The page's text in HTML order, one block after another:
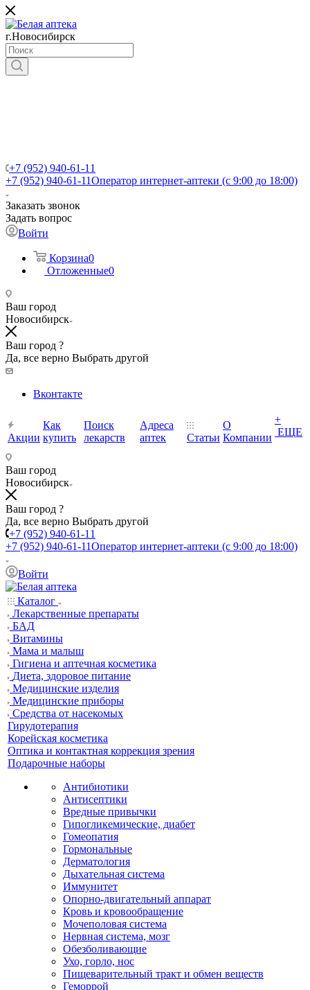
г.Новосибирск
+7 (952) 940-61-11
+7 (952) 940-61-11Оператор интернет-аптеки (с 9:00 до 18:00)
Заказать звонок
Задать вопрос
Войти
Корзина0
Отложенные0
Ваш город
Новосибирск
Ваш город ?
Да, все верно Выбрать другой
Вконтакте
Акции
Как
купить
Поиск
лекарств
Адреса
аптек
Статьи
О
Компании
+
ЕЩЕ
Ваш город
Новосибирск
Ваш город ?
Да, все верно Выбрать другой
+7 (952) 940-61-11
+7 (952) 940-61-11Оператор интернет-аптеки (с 9:00 до 18:00)
Войти
Каталог
Лекарственные препараты
БАД
Витамины
Мама и малыш
Гигиена и аптечная косметика
Диета, здоровое питание
Медицинские изделия
Медицинские приборы
Средства от насекомых
Гирудотерапия
Корейская косметика
Оптика и контактная коррекция зрения
Подарочные наборы
Антибиотики
Антисептики
Вредные привычки
Гипогликемические, диабет
Гомеопатия
Гормональные
Дерматология
Дыхательная система
Иммунитет
Опорно-двигательный аппарат
Кровь и кровообращение
Мочеполовая система
Нервная система, мозг
Обезболивающие
Ухо, горло, нос
Пищеварительный тракт и обмен веществ
Геморрой